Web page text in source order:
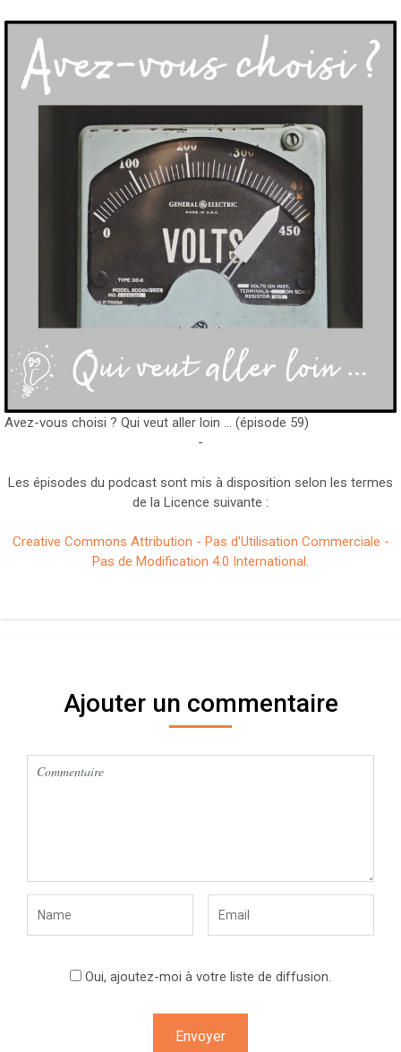
Avez-vous choisi ? Qui veut aller loin … (épisode 59)
-
Les épisodes du podcast sont mis à disposition selon les termes
de la Licence suivante :
Creative Commons Attribution - Pas d'Utilisation Commerciale -
Pas de Modification 4.0 International.
Ajouter un commentaire
Oui, ajoutez-moi à votre liste de diffusion.